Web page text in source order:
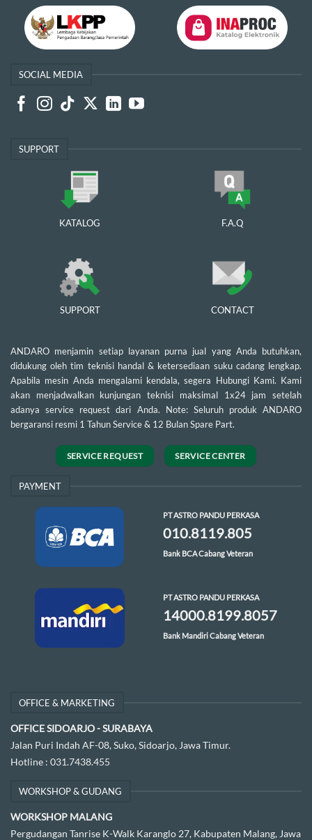
SOCIAL MEDIA
SUPPORT
KATALOG F.A.Q
SUPPORT CONTACT
ANDARO menjamin setiap layanan purna jual yang Anda butuhkan,
didukung oleh tim teknisi handal & ketersediaan suku cadang lengkap.
Apabila mesin Anda mengalami kendala, segera Hubungi Kami. Kami
akan menjadwalkan kunjungan teknisi maksimal 1x24 jam setelah
adanya service request dari Anda. Note: Seluruh produk ANDARO
bergaransi resmi 1 Tahun Service & 12 Bulan Spare Part.
SERVICE REQUEST SERVICE CENTER
PAYMENT
PT ASTRO PANDU PERKASA
010.8119.805
Bank BCA Cabang Veteran
PT ASTRO PANDU PERKASA
14000.8199.8057
Bank Mandiri Cabang Veteran
OFFICE & MARKETING
OFFICE SIDOARJO - SURABAYA
Jalan Puri Indah AF-08, Suko, Sidoarjo, Jawa Timur.
Hotline : 031.7438.455
WORKSHOP & GUDANG
WORKSHOP MALANG
Pergudangan Tanrise K-Walk Karanglo 27, Kabupaten Malang, Jawa